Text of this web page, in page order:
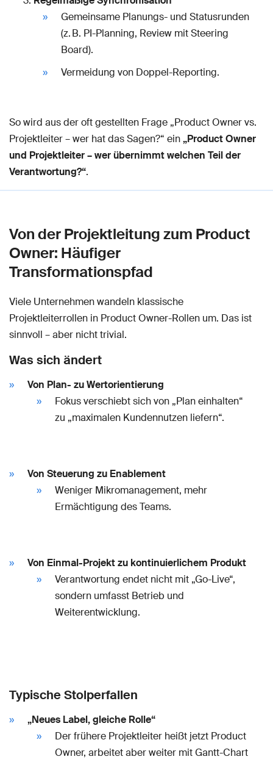
Gemeinsame Planungs- und Statusrunden
(z. B. PI-Planning, Review mit Steering
Board).
Vermeidung von Doppel-Reporting.
So wird aus der oft gestellten Frage „Product Owner vs.
Projektleiter – wer hat das Sagen?“ ein„Product Owner
und Projektleiter – wer übernimmt welchen Teil der
Verantwortung?“.
Von der Projektleitung zum Product
Owner: Häufiger
Transformationspfad
Viele Unternehmen wandeln klassische
Projektleiterrollen in Product Owner-Rollen um. Das ist
sinnvoll – aber nicht trivial.
Was sich ändert
Von Plan- zu Wertorientierung
Fokus verschiebt sich von „Plan einhalten“
zu „maximalen Kundennutzen liefern“.
Von Steuerung zu Enablement
Weniger Mikromanagement, mehr
Ermächtigung des Teams.
Von Einmal-Projekt zu kontinuierlichem Produkt
Verantwortung endet nicht mit „Go-Live“,
sondern umfasst Betrieb und
Weiterentwicklung.
Typische Stolperfallen
„Neues Label, gleiche Rolle“
Der frühere Projektleiter heißt jetzt Product
Owner, arbeitet aber weiter mit Gantt-Chart